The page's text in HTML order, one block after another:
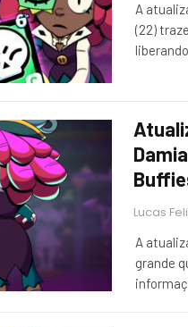
A
(22)
Lucas
A
grande